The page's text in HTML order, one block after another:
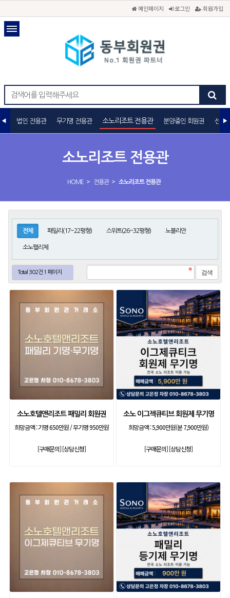
메인페이지 로그인 회원가입
소노리조트 전용관
HOME > 전용관 > 소노리조트 전용관
법인 전용관 무기명 전용관 소노리조트 전용관 분양중인 회원권 선불
전체 패밀리(17~22평형) 스위트(26~32평형) 노블리안
소노팰리체
Total 302건 1 페이지
소노호텔앤리조트 패밀리 회원권
희망금액 :기명 650만원 / 무기명 950만원
[구매문의][상담신청]
소노 이그젝큐티브 회원제 무기명
희망금액 :5,900만원(분 7,900만원)
[구매문의][상담신청]